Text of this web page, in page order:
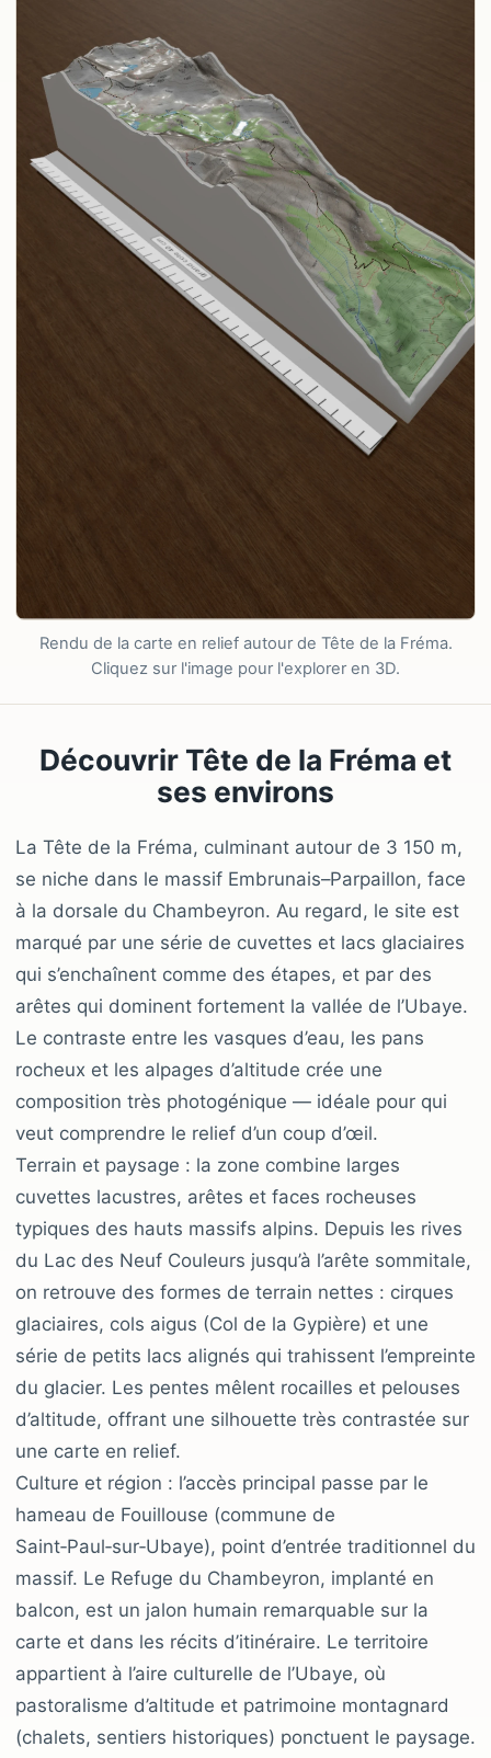
Rendu de la carte en relief autour de Tête de la Fréma.
Cliquez sur l'image pour l'explorer en 3D.
Découvrir Tête de la Fréma et
ses environs
La Tête de la Fréma, culminant autour de 3 150 m,
se niche dans le massif Embrunais–Parpaillon, face
à la dorsale du Chambeyron. Au regard, le site est
marqué par une série de cuvettes et lacs glaciaires
qui s’enchaînent comme des étapes, et par des
arêtes qui dominent fortement la vallée de l’Ubaye.
Le contraste entre les vasques d’eau, les pans
rocheux et les alpages d’altitude crée une
composition très photogénique — idéale pour qui
veut comprendre le relief d’un coup d’œil.
Terrain et paysage : la zone combine larges
cuvettes lacustres, arêtes et faces rocheuses
typiques des hauts massifs alpins. Depuis les rives
du Lac des Neuf Couleurs jusqu’à l’arête sommitale,
on retrouve des formes de terrain nettes : cirques
glaciaires, cols aigus (Col de la Gypière) et une
série de petits lacs alignés qui trahissent l’empreinte
du glacier. Les pentes mêlent rocailles et pelouses
d’altitude, offrant une silhouette très contrastée sur
une carte en relief.
Culture et région : l’accès principal passe par le
hameau de Fouillouse (commune de
Saint‑Paul‑sur‑Ubaye), point d’entrée traditionnel du
massif. Le Refuge du Chambeyron, implanté en
balcon, est un jalon humain remarquable sur la
carte et dans les récits d’itinéraire. Le territoire
appartient à l’aire culturelle de l’Ubaye, où
pastoralisme d’altitude et patrimoine montagnard
(chalets, sentiers historiques) ponctuent le paysage.